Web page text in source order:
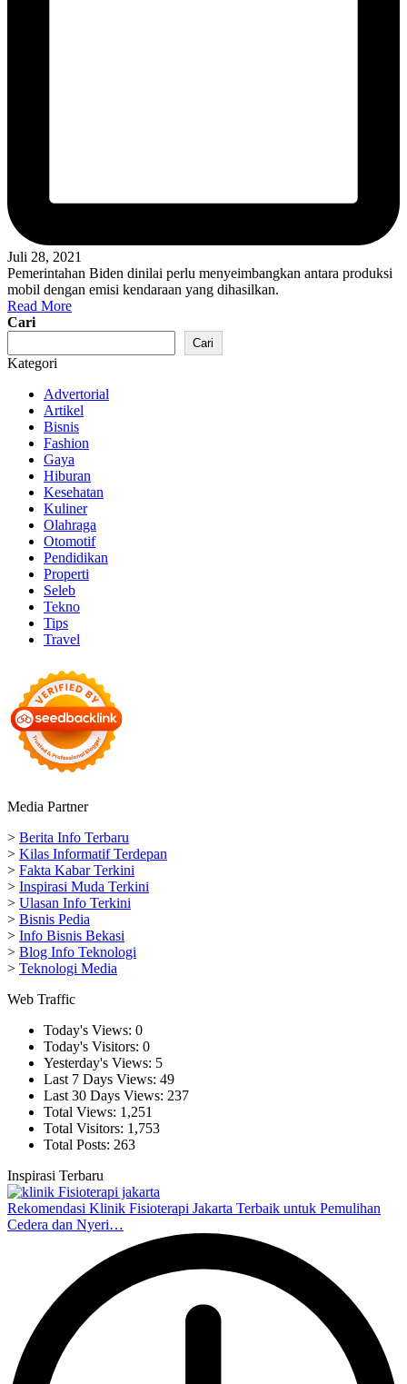
Juli 28, 2021
Pemerintahan Biden dinilai perlu menyeimbangkan antara produksi
mobil dengan emisi kendaraan yang dihasilkan.
Read More
Cari
Cari
Kategori
Advertorial
Artikel
Bisnis
Fashion
Gaya
Hiburan
Kesehatan
Kuliner
Olahraga
Otomotif
Pendidikan
Properti
Seleb
Tekno
Tips
Travel
Media Partner
> Berita Info Terbaru
> Kilas Informatif Terdepan
> Fakta Kabar Terkini
> Inspirasi Muda Terkini
> Ulasan Info Terkini
> Bisnis Pedia
> Info Bisnis Bekasi
> Blog Info Teknologi
> Teknologi Media
Web Traffic
Today's Views: 0
Today's Visitors: 0
Yesterday's Views: 5
Last 7 Days Views: 49
Last 30 Days Views: 237
Total Views: 1,251
Total Visitors: 1,753
Total Posts: 263
Inspirasi Terbaru
Rekomendasi Klinik Fisioterapi Jakarta Terbaik untuk Pemulihan
Cedera dan Nyeri…